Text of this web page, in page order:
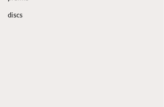
discs